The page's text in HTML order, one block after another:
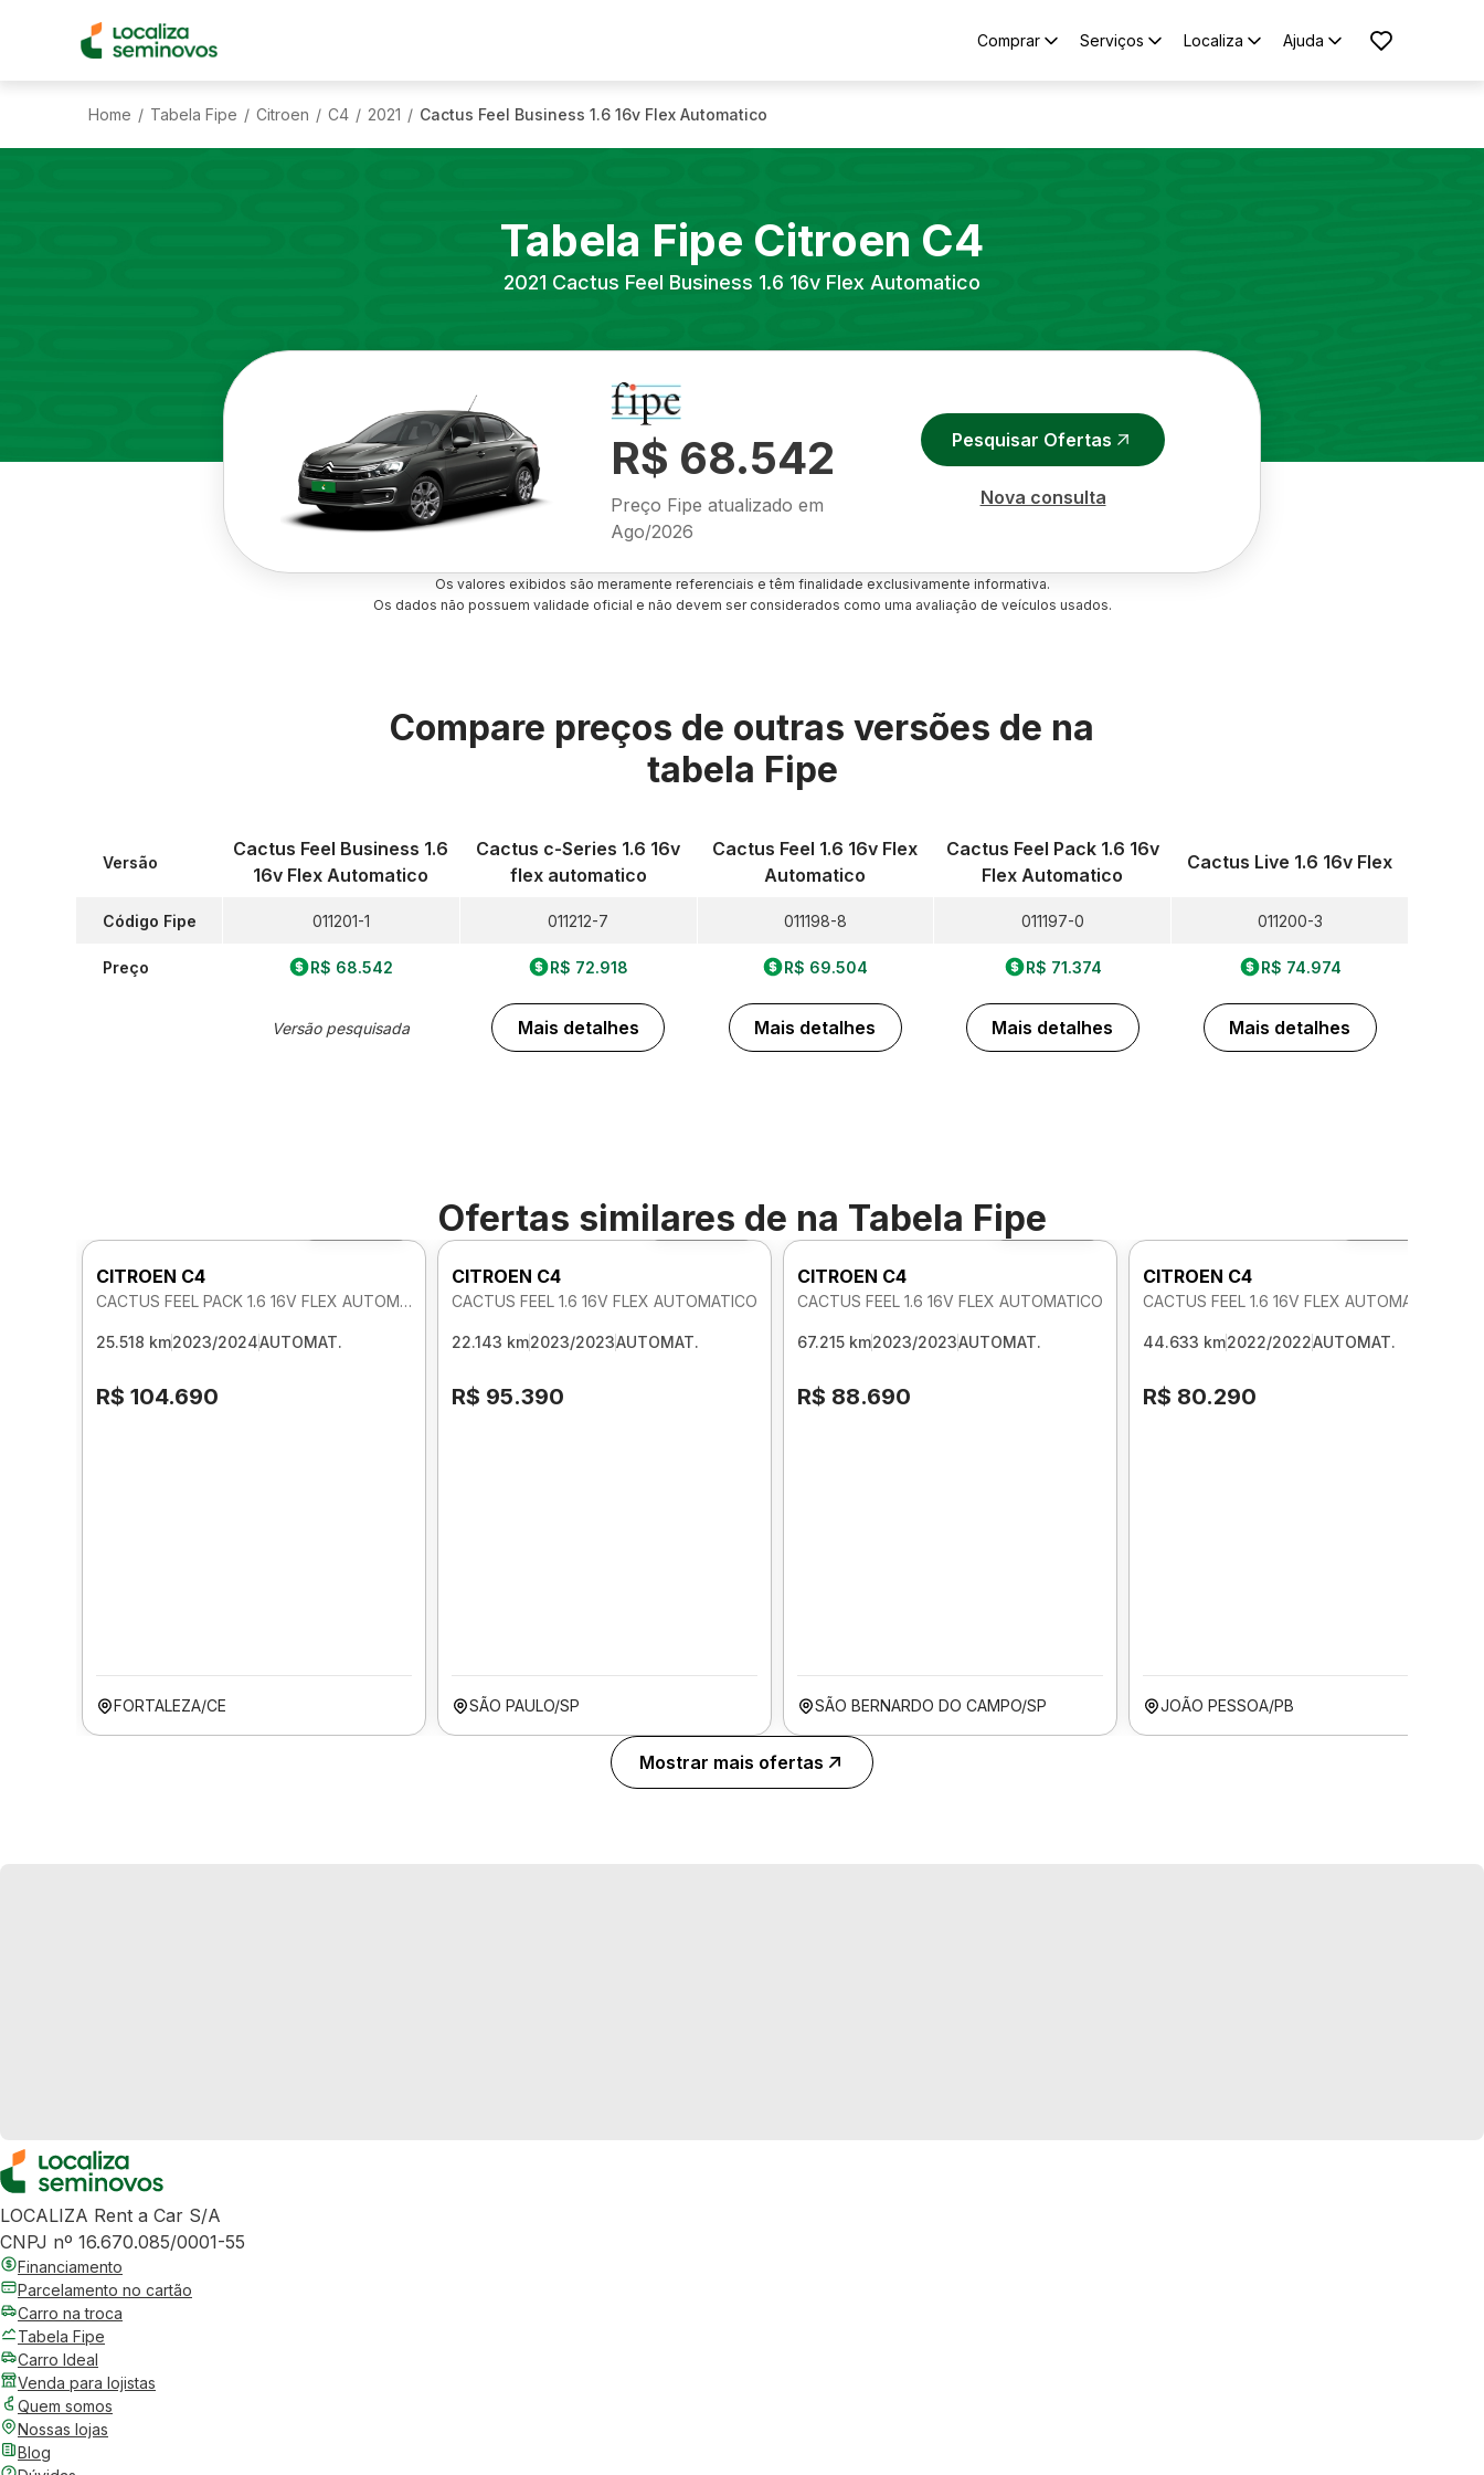
Comprar Serviços Localiza Ajuda
Home / Tabela Fipe / Citroen / C4 / 2021 / Cactus Feel Business 1.6 16v Flex Automatico
Tabela Fipe Citroen C4
2021 Cactus Feel Business 1.6 16v Flex Automatico
R$ 68.542
Preço Fipe atualizado em
Ago/2026
Pesquisar Ofertas
Nova consulta
Os valores exibidos são meramente referenciais e têm finalidade exclusivamente informativa.
Os dados não possuem validade oficial e não devem ser considerados como uma avaliação de veículos usados.
Compare preços de outras versões de na
tabela Fipe
Versão
Código Fipe
Preço
Cactus Feel Business 1.6
16v Flex Automatico
011201-1
R$ 68.542
Versão pesquisada
Cactus c-Series 1.6 16v
flex automatico
011212-7
R$ 72.918
Mais detalhes
Cactus Feel 1.6 16v Flex
Automatico
011198-8
R$ 69.504
Mais detalhes
Cactus Feel Pack 1.6 16v
Flex Automatico
011197-0
R$ 71.374
Mais detalhes
Cactus Live 1.6 16v Flex
011200-3
R$ 74.974
Mais detalhes
Ofertas similares de na Tabela Fipe
CITROEN C4
CACTUS FEEL PACK 1.6 16V FLEX AUTOMATICO
25.518 km2023/2024AUTOMAT.
R$ 104.690
FORTALEZA/CE
Foto 360º
CITROEN C4
CACTUS FEEL 1.6 16V FLEX AUTOMATICO
22.143 km2023/2023AUTOMAT.
R$ 95.390
SÃO PAULO/SP
Foto 360º
CITROEN C4
CACTUS FEEL 1.6 16V FLEX AUTOMATICO
67.215 km2023/2023AUTOMAT.
R$ 88.690
SÃO BERNARDO DO CAMPO/SP
CITROEN C4
CACTUS FEEL 1.6 16V FLEX AUTOMATICO
44.633 km2022/2022AUTOMAT.
R$ 80.290
JOÃO PESSOA/PB
Mostrar mais ofertas
LOCALIZA Rent a Car S/A
CNPJ nº 16.670.085/0001-55
Financiamento
Parcelamento no cartão
Carro na troca
Tabela Fipe
Carro Ideal
Venda para lojistas
Quem somos
Nossas lojas
Blog